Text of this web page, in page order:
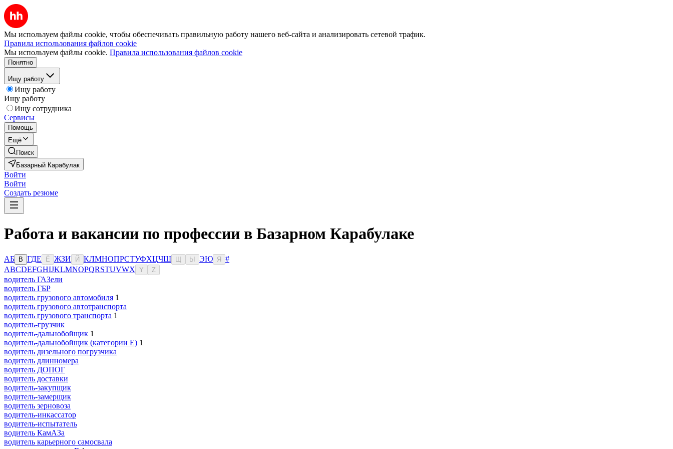
Мы используем файлы cookie, чтобы обеспечивать правильную работу нашего веб-сайта и анализировать сетевой трафик.
Правила использования файлов cookie
Мы используем файлы cookie. Правила использования файлов cookie
Понятно
Ищу работу
Ищу работу
Ищу работу
Ищу сотрудника
Сервисы
Помощь
Ещё
Поиск
Базарный Карабулак
Войти
Войти
Создать резюме
Работа и вакансии по профессии в Базарном Карабулаке
АБ В ГДЕ Ё ЖЗИ Й КЛМНОПРСТУФХЦЧШ Ы ЭЮ Я
#
ABCDEFGHIJKLMNOPQRSTUVWX Y Z
водитель ГАЗели
водитель ГБР
водитель грузового автомобиля 1
водитель грузового автотранспорта
водитель грузового транспорта 1
водитель-грузчик
водитель-дальнобойщик 1
водитель-дальнобойщик (категории Е) 1
водитель дизельного погрузчика
водитель длинномера
водитель ДОПОГ
водитель доставки
водитель-закупщик
водитель-замерщик
водитель зерновоза
водитель-инкассатор
водитель-испытатель
водитель КамАЗа
водитель карьерного самосвала